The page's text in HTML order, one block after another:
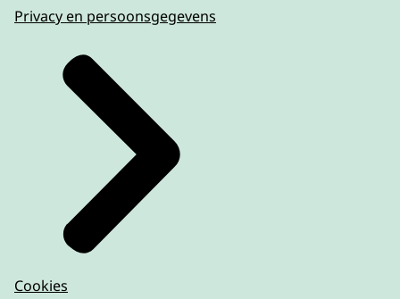
Privacy en persoonsgegevens
Cookies